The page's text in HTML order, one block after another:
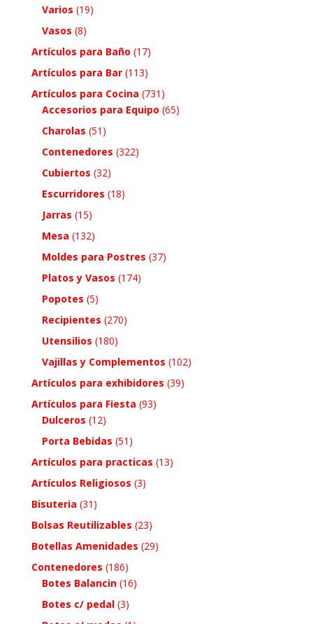
Varios (19)
Vasos (8)
Artículos para Baño (17)
Artículos para Bar (113)
Artículos para Cocina (731)
Accesorios para Equipo (65)
Charolas (51)
Contenedores (322)
Cubiertos (32)
Escurridores (18)
Jarras (15)
Mesa (132)
Moldes para Postres (37)
Platos y Vasos (174)
Popotes (5)
Recipientes (270)
Utensilios (180)
Vajillas y Complementos (102)
Artículos para exhibidores (39)
Artículos para Fiesta (93)
Dulceros (12)
Porta Bebidas (51)
Artículos para practicas (13)
Artículos Religiosos (3)
Bisuteria (31)
Bolsas Reutilizables (23)
Botellas Amenidades (29)
Contenedores (186)
Botes Balancin (16)
Botes c/ pedal (3)